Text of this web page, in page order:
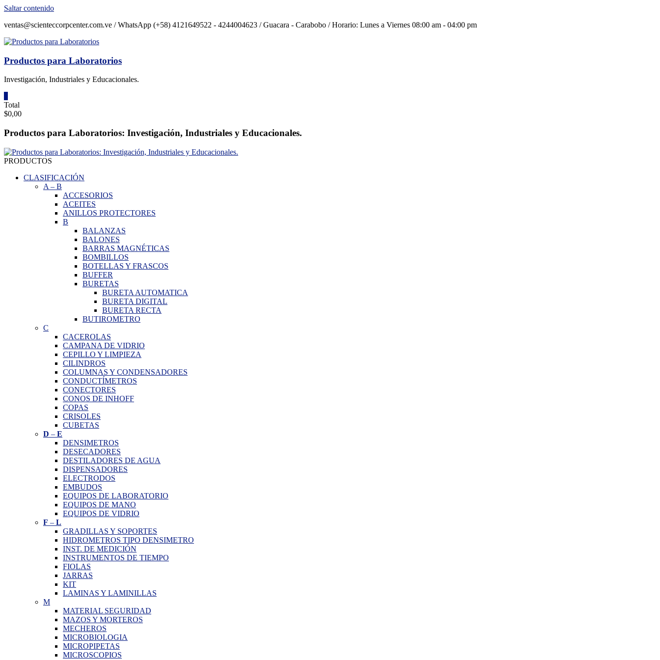
Saltar contenido
ventas@scienteccorpcenter.com.ve / WhatsApp (+58) 4121649522 - 4244004623 / Guacara - Carabobo / Horario: Lunes a Viernes 08:00 am - 04:00 pm
Productos para Laboratorios
Investigación, Industriales y Educacionales.
Total
$0,00
Productos para Laboratorios: Investigación, Industriales y Educacionales.
PRODUCTOS
CLASIFICACIÓN
A – B
ACCESORIOS
ACEITES
ANILLOS PROTECTORES
B
BALANZAS
BALONES
BARRAS MAGNÉTICAS
BOMBILLOS
BOTELLAS Y FRASCOS
BUFFER
BURETAS
BURETA AUTOMATICA
BURETA DIGITAL
BURETA RECTA
BUTIROMETRO
C
CACEROLAS
CAMPANA DE VIDRIO
CEPILLO Y LIMPIEZA
CILINDROS
COLUMNAS Y CONDENSADORES
CONDUCTÍMETROS
CONECTORES
CONOS DE INHOFF
COPAS
CRISOLES
CUBETAS
D – E
DENSIMETROS
DESECADORES
DESTILADORES DE AGUA
DISPENSADORES
ELECTRODOS
EMBUDOS
EQUIPOS DE LABORATORIO
EQUIPOS DE MANO
EQUIPOS DE VIDRIO
F – L
GRADILLAS Y SOPORTES
HIDROMETROS TIPO DENSIMETRO
INST. DE MEDICIÓN
INSTRUMENTOS DE TIEMPO
FIOLAS
JARRAS
KIT
LAMINAS Y LAMINILLAS
M
MATERIAL SEGURIDAD
MAZOS Y MORTEROS
MECHEROS
MICROBIOLOGIA
MICROPIPETAS
MICROSCOPIOS